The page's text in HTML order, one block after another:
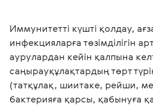
Иммунитетті күшті қолдау,
инфекцияларға төзімділігін
аурулардан кейін қалпына
саңырауқұлақтардың төрт
(татқұлақ, шиитаке, рейши,
бактерияға қарсы, қабынуға